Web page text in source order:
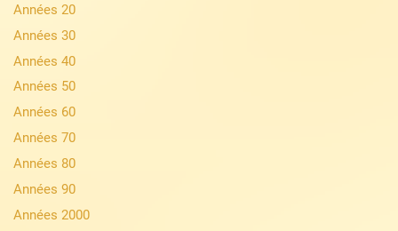
Années 20
Années 30
Années 40
Années 50
Années 60
Années 70
Années 80
Années 90
Années 2000